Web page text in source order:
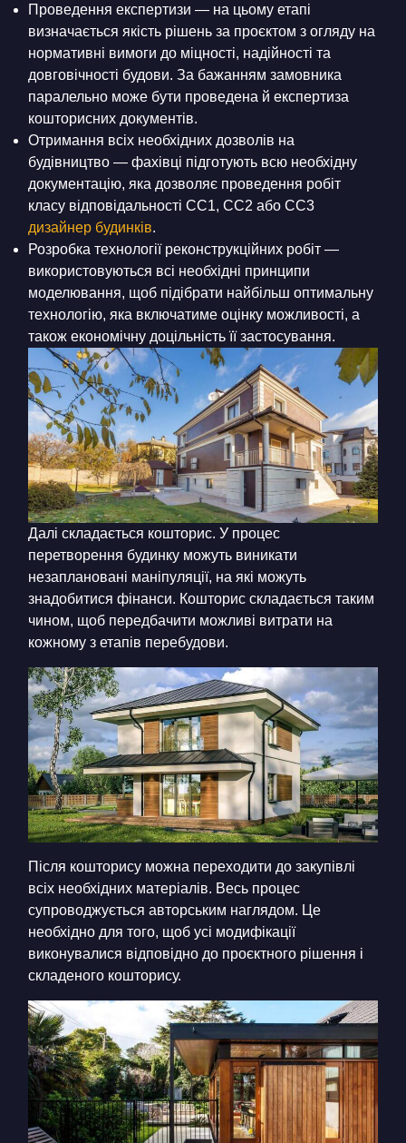
Проведення експертизи — на цьому етапі
визначається якість рішень за проєктом з огляду на
нормативні вимоги до міцності, надійності та
довговічності будови. За бажанням замовника
паралельно може бути проведена й експертиза
кошторисних документів.
Отримання всіх необхідних дозволів на
будівництво — фахівці підготують всю необхідну
документацію, яка дозволяє проведення робіт
класу відповідальності СС1, СС2 або СС3
дизайнер будинків.
Розробка технології реконструкційних робіт —
використовуються всі необхідні принципи
моделювання, щоб підібрати найбільш оптимальну
технологію, яка включатиме оцінку можливості, а
також економічну доцільність її застосування.
Далі складається кошторис. У процес
перетворення будинку можуть виникати
незаплановані маніпуляції, на які можуть
знадобитися фінанси. Кошторис складається таким
чином, щоб передбачити можливі витрати на
кожному з етапів перебудови.
Після кошторису можна переходити до закупівлі
всіх необхідних матеріалів. Весь процес
супроводжується авторським наглядом. Це
необхідно для того, щоб усі модифікації
виконувалися відповідно до проєктного рішення і
складеного кошторису.